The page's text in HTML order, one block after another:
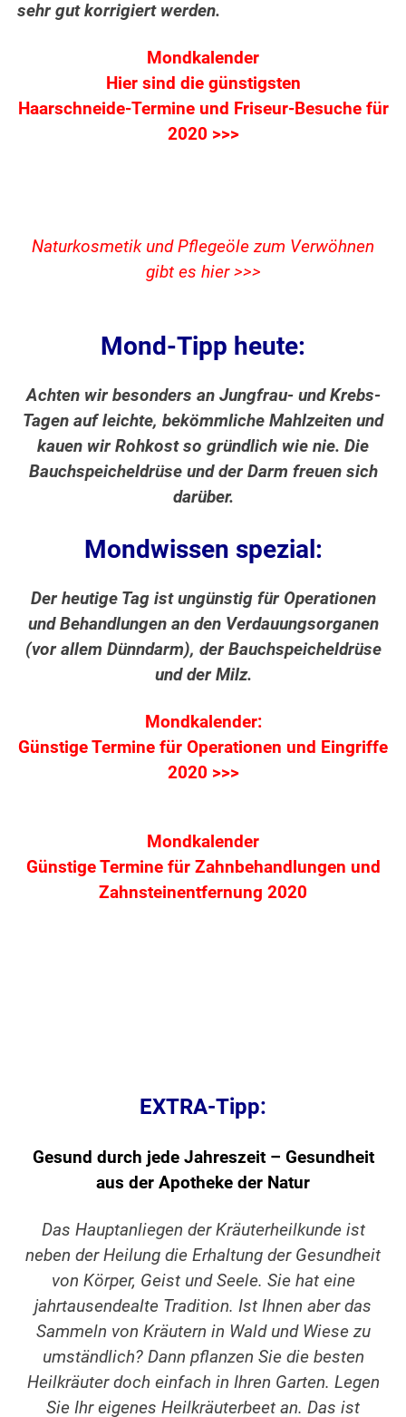
sehr gut korrigiert werden.
Mondkalender
Hier sind die günstigsten
Haarschneide-Termine und Friseur-Besuche für
2020 >>>
Naturkosmetik und Pflegeöle zum Verwöhnen
gibt es hier >>>
Mond-Tipp heute:
Achten wir besonders an Jungfrau- und Krebs-
Tagen auf leichte, bekömmliche Mahlzeiten und
kauen wir Rohkost so gründlich wie nie. Die
Bauchspeicheldrüse und der Darm freuen sich
darüber.
Mondwissen spezial:
Der heutige Tag ist ungünstig für Operationen
und Behandlungen an den Verdauungsorganen
(vor allem Dünndarm), der Bauchspeicheldrüse
und der Milz.
Mondkalender:
Günstige Termine für Operationen und Eingriffe
2020 >>>
Mondkalender
Günstige Termine für Zahnbehandlungen und
Zahnsteinentfernung 2020
EXTRA-Tipp:
Gesund durch jede Jahreszeit – Gesundheit
aus der Apotheke der Natur
Das Hauptanliegen der Kräuterheilkunde ist
neben der Heilung die Erhaltung der Gesundheit
von Körper, Geist und Seele. Sie hat eine
jahrtausendealte Tradition. Ist Ihnen aber das
Sammeln von Kräutern in Wald und Wiese zu
umständlich? Dann pflanzen Sie die besten
Heilkräuter doch einfach in Ihren Garten. Legen
Sie Ihr eigenes Heilkräuterbeet an. Das ist